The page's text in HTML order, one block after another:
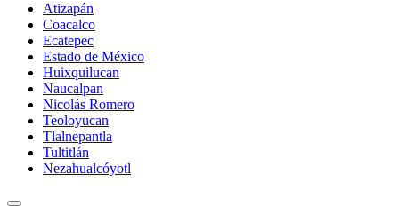
Atizapán
Coacalco
Ecatepec
Estado de México
Huixquilucan
Naucalpan
Nicolás Romero
Teoloyucan
Tlalnepantla
Tultitlán
Nezahualcóyotl